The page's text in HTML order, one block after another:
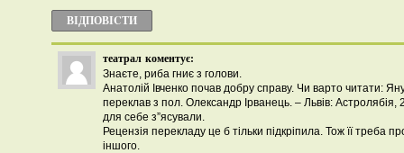
ВІДПОВІCТИ
театрал коментує:
Знаєте, риба гниє з голови.
Анатолій Івченко почав добру справу. Чи варто читати:
переклав з пол. Олександр Ірванець. – Львів:
для себе з”ясували.
Рецензія перекладу це б тільки підкріпила. Тож її треба
іншого.